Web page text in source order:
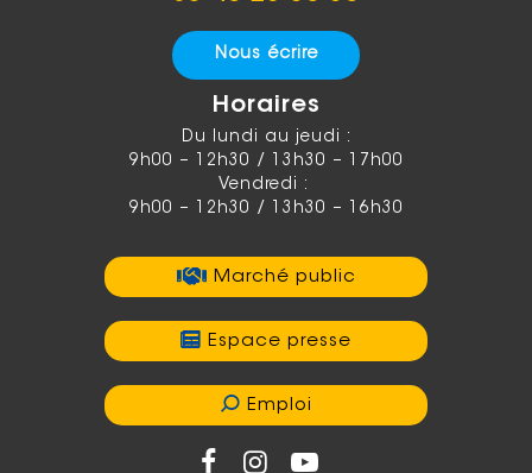
Nous écrire
Horaires
Du lundi au jeudi :
9h00 – 12h30 / 13h30 – 17h00
Vendredi :
9h00 – 12h30 / 13h30 – 16h30
Marché public
Espace presse
Emploi